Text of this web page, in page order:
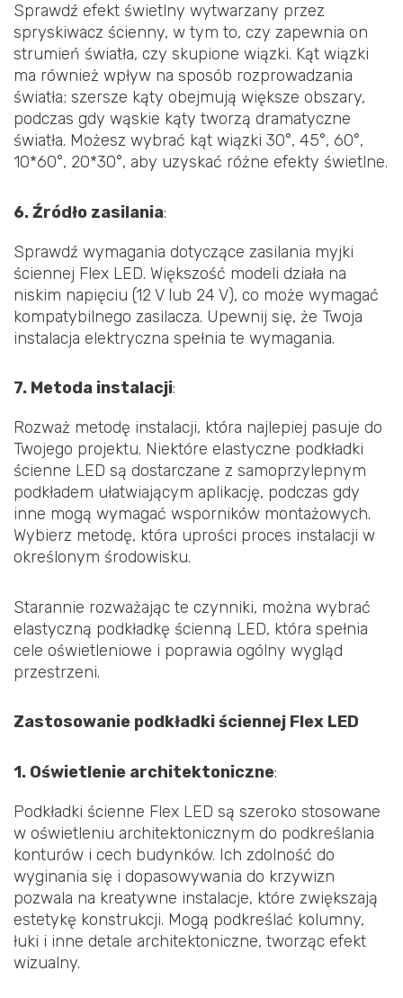
Sprawdź efekt świetlny wytwarzany przez
spryskiwacz ścienny, w tym to, czy zapewnia on
strumień światła, czy skupione wiązki. Kąt wiązki
ma również wpływ na sposób rozprowadzania
światła; szersze kąty obejmują większe obszary,
podczas gdy wąskie kąty tworzą dramatyczne
światła. Możesz wybrać kąt wiązki 30°, 45°, 60°,
10*60°, 20*30°, aby uzyskać różne efekty świetlne.
6. Źródło zasilania:
Sprawdź wymagania dotyczące zasilania myjki
ściennej Flex LED. Większość modeli działa na
niskim napięciu (12 V lub 24 V), co może wymagać
kompatybilnego zasilacza. Upewnij się, że Twoja
instalacja elektryczna spełnia te wymagania.
7. Metoda instalacji:
Rozważ metodę instalacji, która najlepiej pasuje do
Twojego projektu. Niektóre elastyczne podkładki
ścienne LED są dostarczane z samoprzylepnym
podkładem ułatwiającym aplikację, podczas gdy
inne mogą wymagać wsporników montażowych.
Wybierz metodę, która uprości proces instalacji w
określonym środowisku.
Starannie rozważając te czynniki, można wybrać
elastyczną podkładkę ścienną LED, która spełnia
cele oświetleniowe i poprawia ogólny wygląd
przestrzeni.
Zastosowanie podkładki ściennej Flex LED
1. Oświetlenie architektoniczne:
Podkładki ścienne Flex LED są szeroko stosowane
w oświetleniu architektonicznym do podkreślania
konturów i cech budynków. Ich zdolność do
wyginania się i dopasowywania do krzywizn
pozwala na kreatywne instalacje, które zwiększają
estetykę konstrukcji. Mogą podkreślać kolumny,
łuki i inne detale architektoniczne, tworząc efekt
wizualny.